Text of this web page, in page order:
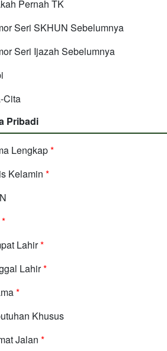
Pernah TK
Seri SKHUN Sebelumnya
Seri Ijazah Sebelumnya
Cita
Pribadi
Lengkap*
Kelamin *
*
Lahir*
Lahir*
*
Khusus
Jalan *